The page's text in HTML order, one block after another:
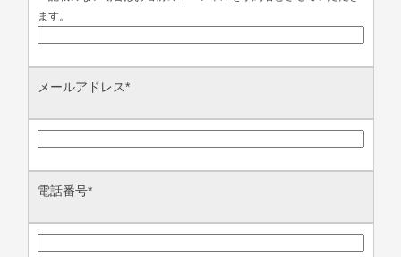
ます。
メールアドレス*
電話番号*